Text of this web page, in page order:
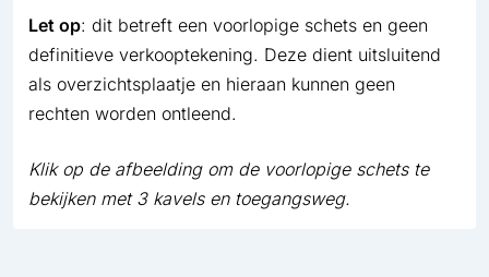
Let op: dit betreft een voorlopige schets en geen
definitieve verkooptekening. Deze dient uitsluitend
als overzichtsplaatje en hieraan kunnen geen
rechten worden ontleend.
Klik op de afbeelding om de voorlopige schets te
bekijken met 3 kavels en toegangsweg.